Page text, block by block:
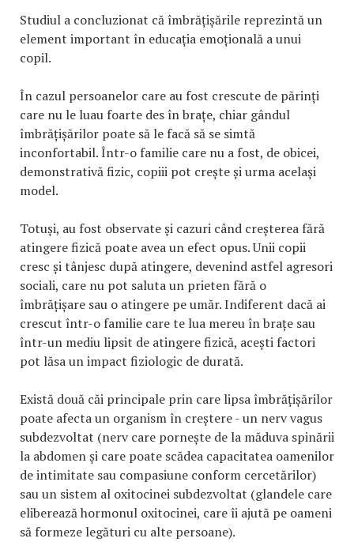
Studiul a concluzionat că îmbrățișările reprezintă un
element important în educația emoțională a unui
copil.
În cazul persoanelor care au fost crescute de părinți
care nu le luau foarte des în brațe, chiar gândul
îmbrățișărilor poate să le facă să se simtă
inconfortabil. Într-o familie care nu a fost, de obicei,
demonstrativă fizic, copiii pot crește și urma același
model.
Totuși, au fost observate și cazuri când creșterea fără
atingere fizică poate avea un efect opus. Unii copii
cresc și tânjesc după atingere, devenind astfel agresori
sociali, care nu pot saluta un prieten fără o
îmbrățișare sau o atingere pe umăr. Indiferent dacă ai
crescut într-o familie care te lua mereu în brațe sau
într-un mediu lipsit de atingere fizică, acești factori
pot lăsa un impact fiziologic de durată.
Există două căi principale prin care lipsa îmbrățișărilor
poate afecta un organism în creștere - un nerv vagus
subdezvoltat (nerv care pornește de la măduva spinării
la abdomen și care poate scădea capacitatea oamenilor
de intimitate sau compasiune conform cercetărilor)
sau un sistem al oxitocinei subdezvoltat (glandele care
eliberează hormonul oxitocinei, care îi ajută pe oameni
să formeze legături cu alte persoane).